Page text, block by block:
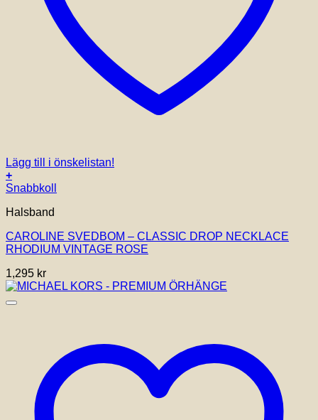
Lägg till i önskelistan!
+
Snabbkoll
Halsband
CAROLINE SVEDBOM – CLASSIC DROP NECKLACE
RHODIUM VINTAGE ROSE
1,295 kr